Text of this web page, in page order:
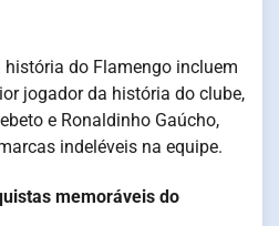
do Flamengo incluem
jogador da história do clube,
e Ronaldinho Gaúcho,
indeléveis na equipe.
memoráveis do